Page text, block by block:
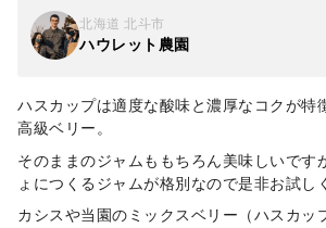
北海道 北斗市
ハウレット農園
ハスカップは適度な酸味と濃厚なコクが特
高級ベリー。
そのままのジャムももちろん美味しいです
ょにつくるジャムが格別なので是非お試し
カシスや当園のミックスベリー（ハスカッ